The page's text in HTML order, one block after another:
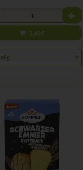
3,49 €